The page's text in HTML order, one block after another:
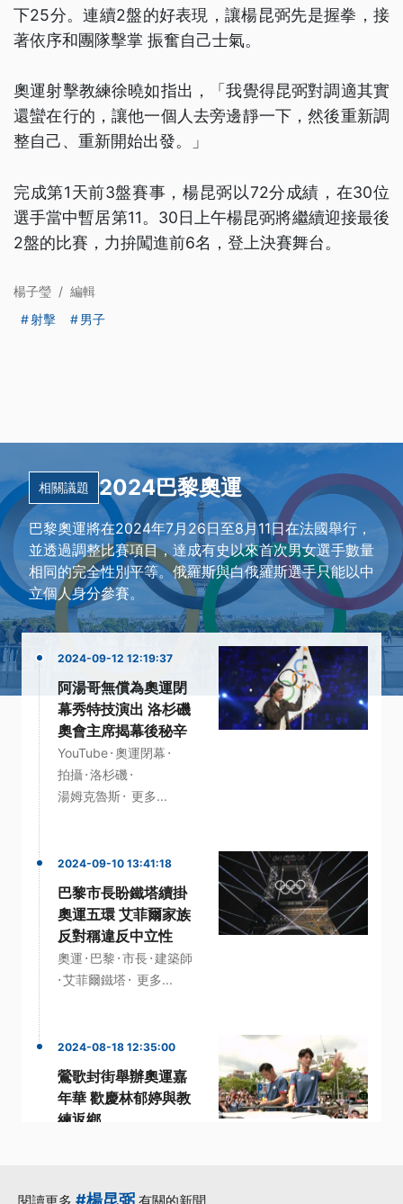
下25分。連續2盤的好表現，讓楊昆弼先是握拳，接
著依序和團隊擊掌 振奮自己士氣。
奧運射擊教練徐曉如指出，「我覺得昆弼對調適其實
還蠻在行的，讓他一個人去旁邊靜一下，然後重新調
整自己、重新開始出發。」
完成第1天前3盤賽事，楊昆弼以72分成績，在30位
選手當中暫居第11。30日上午楊昆弼將繼續迎接最後
2盤的比賽，力拚闖進前6名，登上決賽舞台。
楊子瑩 / 編輯
射擊
男子
相關議題 2024巴黎奧運
巴黎奧運將在2024年7月26日至8月11日在法國舉行，
並透過調整比賽項目，達成有史以來首次男女選手數量
相同的完全性別平等。俄羅斯與白俄羅斯選手只能以中
立個人身分參賽。
2024-09-12 12:19:37
阿湯哥無償為奧運閉
幕秀特技演出 洛杉磯
奧會主席揭幕後秘辛
YouTube· 奧運閉幕 ·
拍攝·洛杉磯 ·
湯姆克魯斯· 更多...
2024-09-10 13:41:18
巴黎市長盼鐵塔續掛
奧運五環 艾菲爾家族
反對稱違反中立性
奧運 · 巴黎 ·市長·建築師
·艾菲爾鐵塔· 更多...
2024-08-18 12:35:00
鶯歌封街舉辦奧運嘉
年華 歡慶林郁婷與教
練返鄉
#楊昆弼